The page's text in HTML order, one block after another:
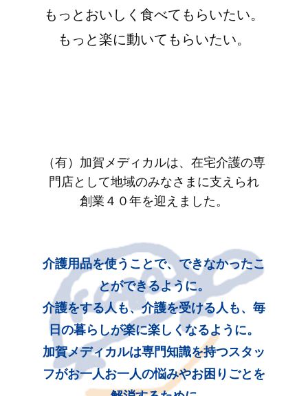
もっとおいしく食べてもらいたい。
もっと楽に動いてもらいたい。
（有）加賀メディカルは、在宅介護の専
門店として地域のみなさまに支えられ
創業４０年を迎えました。
介護用品を使うことで、できなかったこ
とができるように。
介護をする人も、介護を受ける人も、毎
日の暮らしが楽に楽しくなるように。
加賀メディカルは専門知識を持つスタッ
フがお一人お一人の悩みやお困りごとを